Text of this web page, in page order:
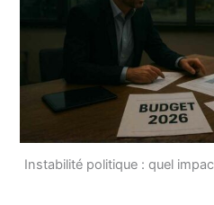
Instabilité politique : quel